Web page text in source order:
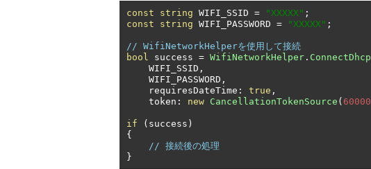
const string WIFI_SSID = "XXXXX" ;
const
string WIFI_PASSWORD = "XXXXX" ;
// WifiNetworkHelperを使用して接続
bool success = WifiNetworkHelper . ConnectDhcp
    WIFI_SSID
,
    WIFI_PASSWORD
,
    requiresDateTime
: true ,
    token
: new CancellationTokenSource ( 60000
if ( success )
{
// 接続後の処理
}